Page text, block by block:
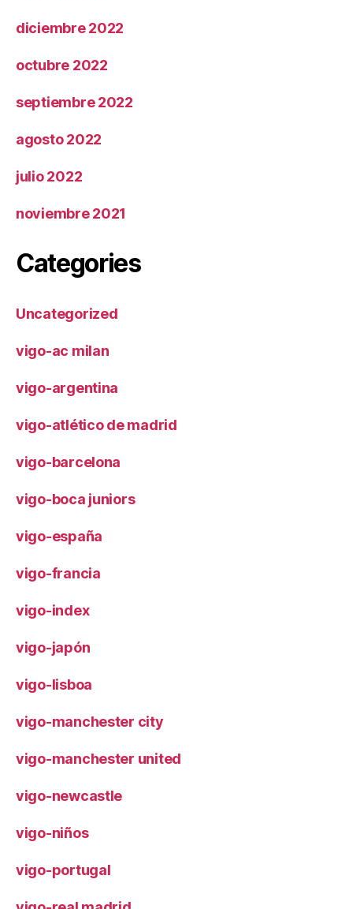
diciembre 2022
octubre 2022
septiembre 2022
agosto 2022
julio 2022
noviembre 2021
Categories
Uncategorized
vigo-ac milan
vigo-argentina
vigo-atlético de madrid
vigo-barcelona
vigo-boca juniors
vigo-españa
vigo-francia
vigo-index
vigo-japón
vigo-lisboa
vigo-manchester city
vigo-manchester united
vigo-newcastle
vigo-niños
vigo-portugal